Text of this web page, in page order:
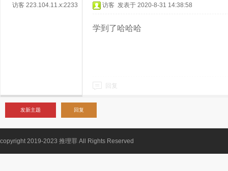
访客 223.104.11.x:2233 访客 发表于 2020-8-31 14:38:58
学到了哈哈哈
回复
发新主题 回复
copyright 2019-2023 推理罪 All Rights Reserved